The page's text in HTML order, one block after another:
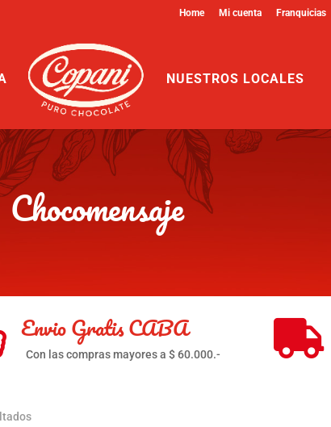
Home Mi cuenta Franquicias
NUESTROS LOCALES
Chocomensaje
Envio Gratis CABA
Con las compras mayores a $ 60.000.- 